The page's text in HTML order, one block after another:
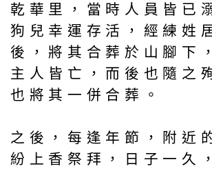
乾華里，當時人員皆已
狗兒幸運存活，經練姓
後，將其合葬於山腳下
主人皆亡，而後也隨之
也將其一併合葬。
之後，每逢年節，附近
紛上香祭拜，日子一久